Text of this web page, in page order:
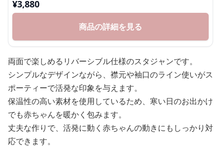
¥3,880
商品の詳細を見る
両面で楽しめるリバーシブル仕様のスタジャンです。
シンプルなデザインながら、襟元や袖口のライン使いがス
ポーティーで活発な印象を与えます。
保温性の高い素材を使用しているため、寒い日のお出かけ
でも赤ちゃんを暖かく包みます。
丈夫な作りで、活発に動く赤ちゃんの動きにもしっかり対
応できます。